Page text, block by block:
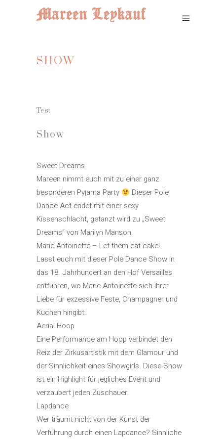
SHOW
Test
Show
Sweet Dreams
Mareen nimmt euch mit zu einer ganz
besonderen Pyjama Party
Dieser Pole
Dance Act endet mit einer sexy
Kissenschlacht, getanzt wird zu „Sweet
Dreams“ von Marilyn Manson.
Marie Antoinette – Let them eat cake!
Lasst euch mit dieser Pole Dance Show in
das 18. Jahrhundert an den Hof Versailles
entführen, wo Marie Antoinette sich ihrer
Liebe für exzessive Feste, Champagner und
Kuchen hingibt.
Aerial Hoop
Eine Performance am Hoop verbindet den
Reiz der Zirkusartistik mit dem Glamour und
der Sinnlichkeit eines Showgirls. Diese Show
ist ein Highlight für jegliches Event und
verzaubert jeden Zuschauer.
Lapdance
Wer träumt nicht von der Kunst der
Verführung durch einen Lapdance? Sinnliche